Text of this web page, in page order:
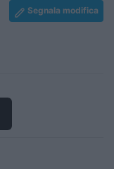
Segnala modifica